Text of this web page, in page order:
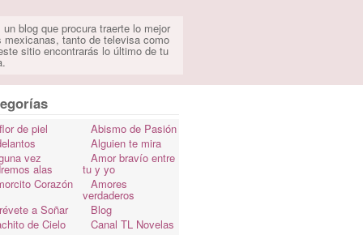
blog que procura traerte lo mejor
mexicanas, tanto de televisa como
sitio encontrarás lo último de tu
de piel
Abismo de Pasión
Alguien te mira
vez
alas
Amor bravío entre
tu y yo
Corazón
Amores
verdaderos
a Soñar
Blog
de Cielo
Canal TL Novelas